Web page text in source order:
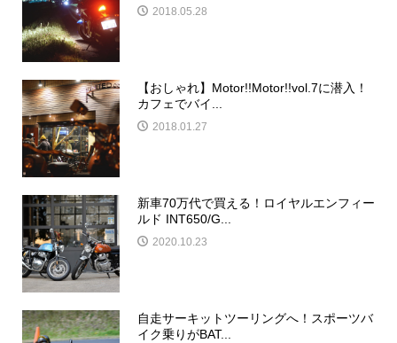
2018.05.28
【おしゃれ】Motor!!Motor!!vol.7に潜入！
カフェでバイ...
2018.01.27
新車70万代で買える！ロイヤルエンフィー
ルド INT650/G...
2020.10.23
自走サーキットツーリングへ！スポーツバ
イク乗りがBAT...